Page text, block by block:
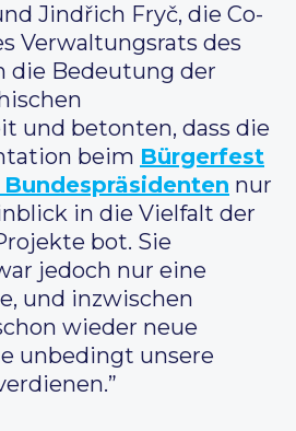
Jindřich Fryč, die Co-
Verwaltungsrats des
die Bedeutung der
und betonten, dass die
beim Bürgerfest
nur
in die Vielfalt der
bot. Sie
jedoch nur eine
und inzwischen
wieder neue
unbedingt unsere